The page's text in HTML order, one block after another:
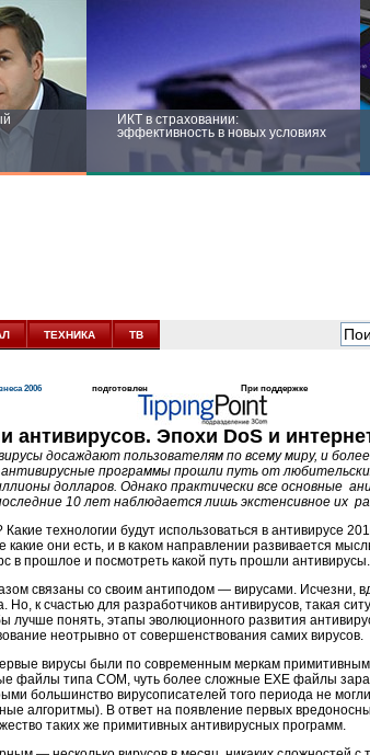
ИКТ в страховании:
эффективность в новых условиях
новых условиях
ТЕХНИКА ТВ
2006 подготовлен При поддержке
антивирусов. Эпохи DoS и
досаждают пользователям по всему миру, и
программы прошли путь от
долларов. Однако практически все основные
10 лет наблюдается лишь экстенсивное их
Какие технологии будут использоваться в антивирусе
они есть, и в каком направлении развивается
в прошлое и посмотреть какой путь прошли антивирусы.
связаны со своим антиподом — вирусами. Исчезни,
к счастью для разработчиков антивирусов, такая
лучше понять, этапы эволюционного развития
неотрывно от совершенствования самих вирусов.
вирусы были по современным меркам
файлы типа COM, чуть более сложные EXE файлы
большинство вирусописателей того периода не
алгоритмы). В ответ на появление первых
таких же примитивных антивирусных программ.